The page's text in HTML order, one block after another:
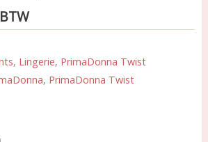
, Lingerie, PrimaDonna Twist
, PrimaDonna Twist